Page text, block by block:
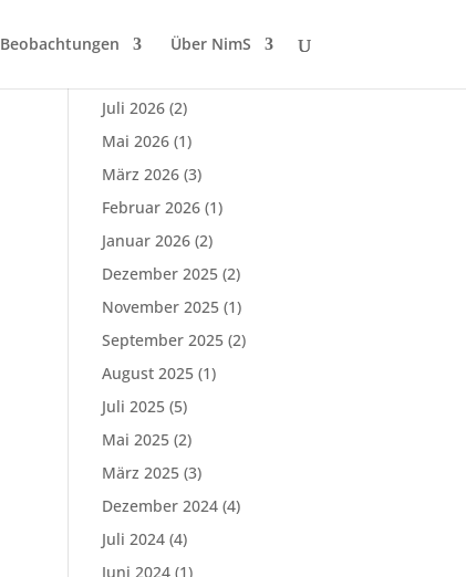
Beobachtungen Über NimS
Juli 2026 (2)
Mai 2026 (1)
März 2026 (3)
Februar 2026 (1)
Januar 2026 (2)
Dezember 2025 (2)
November 2025 (1)
September 2025 (2)
August 2025 (1)
Juli 2025 (5)
Mai 2025 (2)
März 2025 (3)
Dezember 2024 (4)
Juli 2024 (4)
Juni 2024 (1)